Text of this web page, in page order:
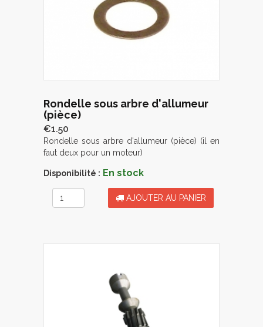
Rondelle sous arbre d'allumeur
(pièce)
€1.50
Rondelle sous arbre d'allumeur (pièce) (il en
faut deux pour un moteur)
Disponibilité : En stock
AJOUTER AU PANIER